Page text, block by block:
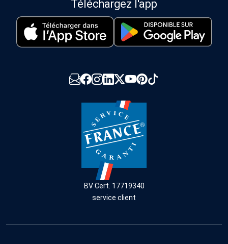
Téléchargez l'app
BV Cert. 17719340
service client